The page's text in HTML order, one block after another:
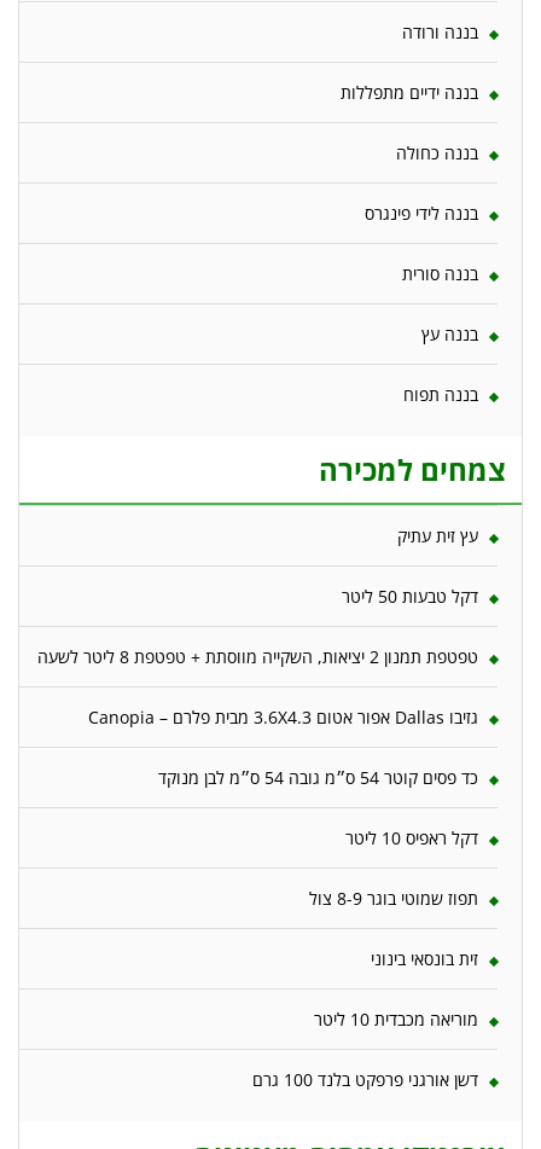
בננה ורודה
בננה ידיים מתפללות
בננה כחולה
בננה לידי פינגרס
בננה סורית
בננה עץ
בננה תפוח
צמחים למכירה
עץ זית עתיק
דקל טבעות 50 ליטר
טפטפת תמנון 2 יציאות, השקייה מווסתת + טפטפת 8 ליטר לשעה
גזיבו Dallas אפור אטום 3.6X4.3 מבית פלרם – Canopia
כד פסים קוטר 54 ס״מ גובה 54 ס״מ לבן מנוקד
דקל ראפיס 10 ליטר
תפוז שמוטי בוגר 8-9 צול
זית בונסאי בינוני
מוריאה מכבדית 10 ליטר
דשן אורגני פרפקט בלנד 100 גרם